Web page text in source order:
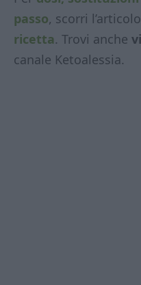
passo, scorri
ricetta. Trovi anche
canale Ketoalessia.